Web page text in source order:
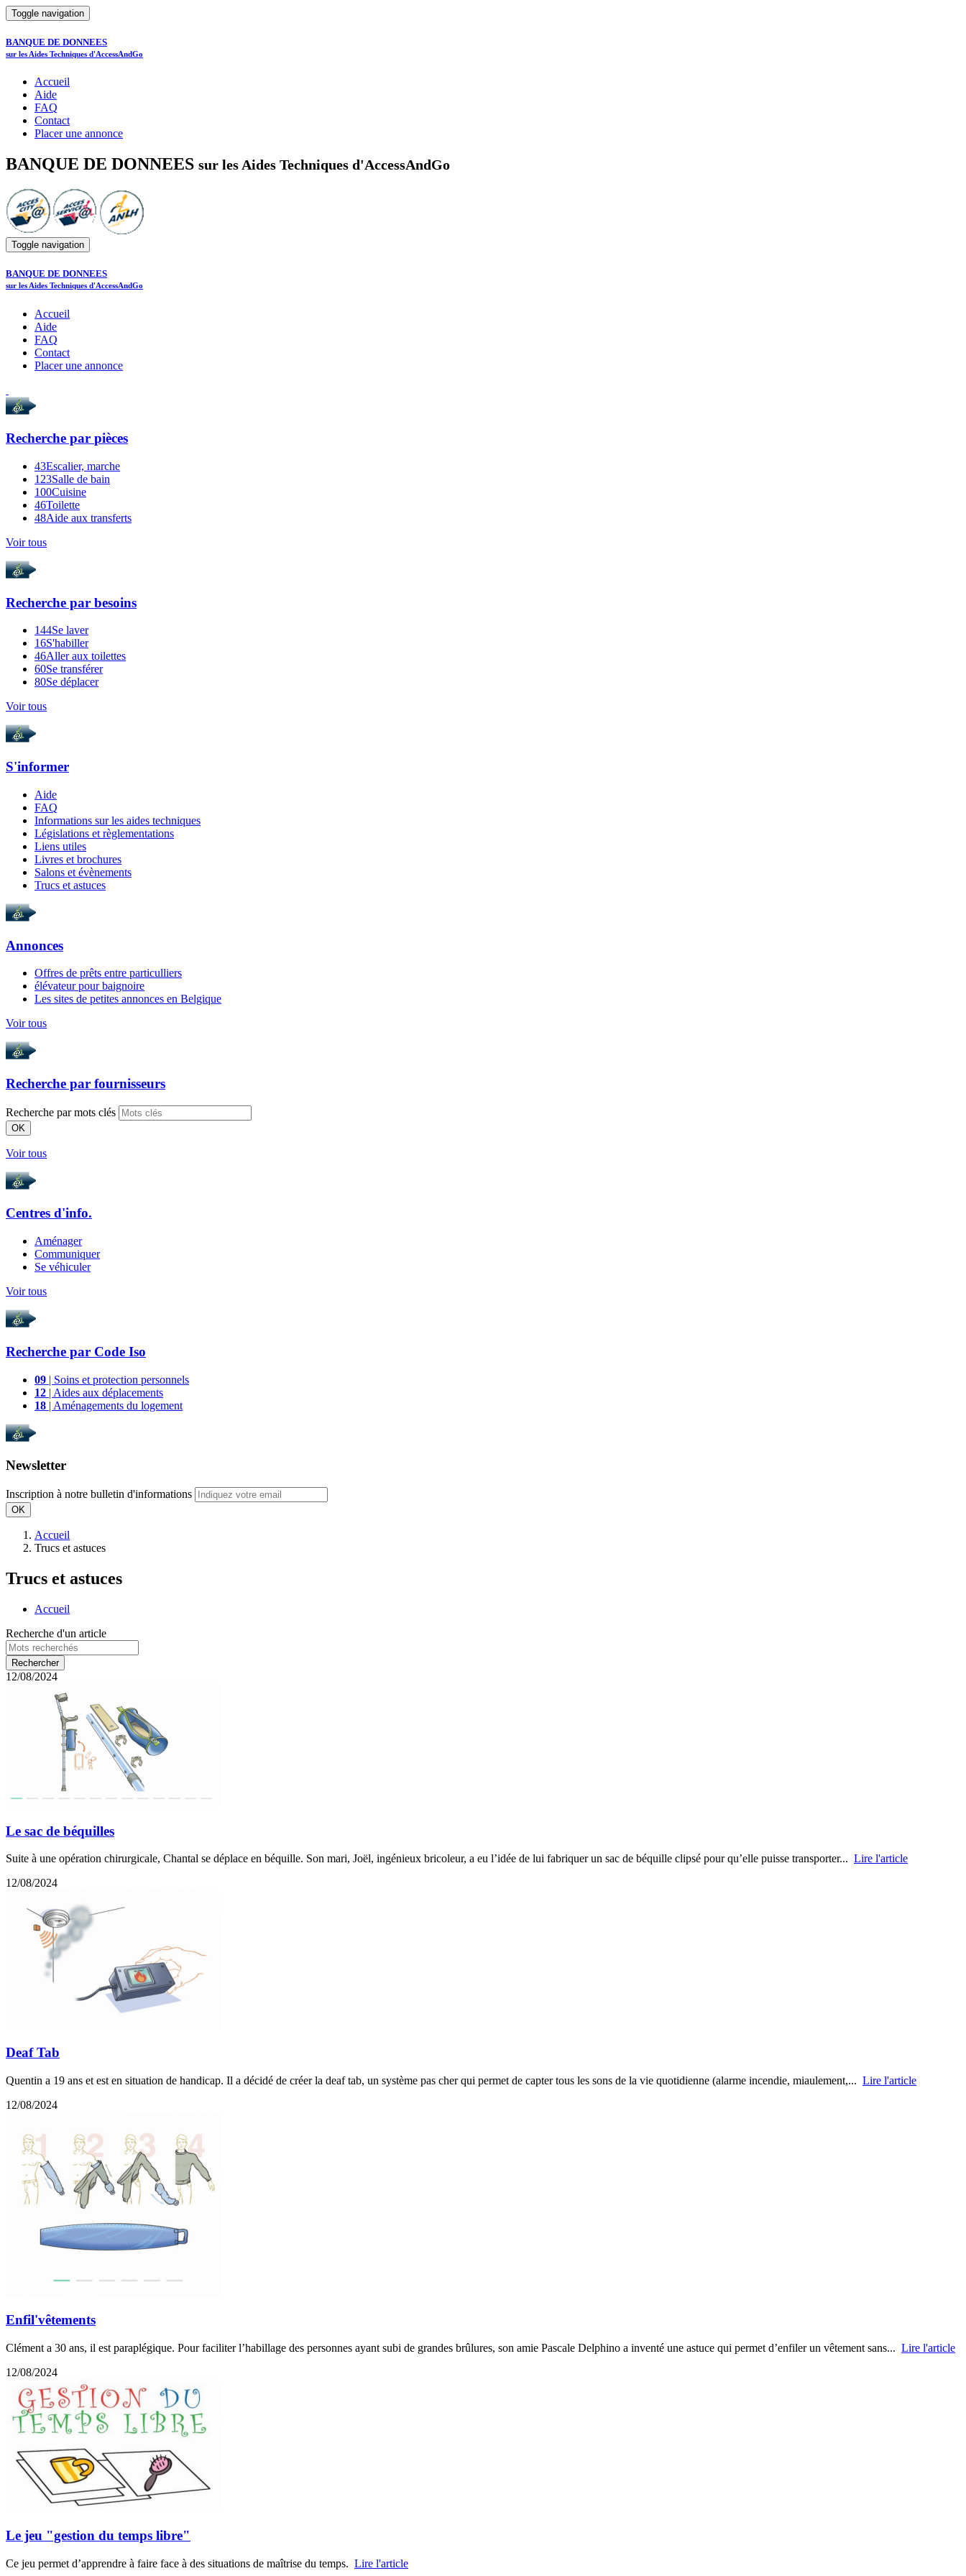
Toggle navigation
BANQUE DE DONNEES
sur les Aides Techniques d'AccessAndGo
Accueil
Aide
FAQ
Contact
Placer une annonce
BANQUE DE DONNEES sur les Aides Techniques d'AccessAndGo
Toggle navigation
BANQUE DE DONNEES
sur les Aides Techniques d'AccessAndGo
Accueil
Aide
FAQ
Contact
Placer une annonce
Recherche par pièces
43Escalier, marche
123Salle de bain
100Cuisine
46Toilette
48Aide aux transferts
Voir tous
Recherche par besoins
144Se laver
16S'habiller
46Aller aux toilettes
60Se transférer
80Se déplacer
Voir tous
S'informer
Aide
FAQ
Informations sur les aides techniques
Législations et règlementations
Liens utiles
Livres et brochures
Salons et évènements
Trucs et astuces
Annonces
Offres de prêts entre particulliers
élévateur pour baignoire
Les sites de petites annonces en Belgique
Voir tous
Recherche par fournisseurs
Recherche par mots clés
OK
Voir tous
Centres d'info.
Aménager
Communiquer
Se véhiculer
Voir tous
Recherche par Code Iso
09 | Soins et protection personnels
12 | Aides aux déplacements
18 | Aménagements du logement
Newsletter
Inscription à notre bulletin d'informations
OK
Accueil
Trucs et astuces
Trucs et astuces
Accueil
Recherche d'un article
12/08/2024
Le sac de béquilles
Suite à une opération chirurgicale, Chantal se déplace en béquille. Son mari, Joël, ingénieux bricoleur, a eu l’idée de lui fabriquer un sac de béquille clipsé pour qu’elle puisse transporter... Lire l'article
12/08/2024
Deaf Tab
Quentin a 19 ans et est en situation de handicap. Il a décidé de créer la deaf tab, un système pas cher qui permet de capter tous les sons de la vie quotidienne (alarme incendie, miaulement,... Lire l'article
12/08/2024
Enfil'vêtements
Clément a 30 ans, il est paraplégique. Pour faciliter l’habillage des personnes ayant subi de grandes brûlures, son amie Pascale Delphino a inventé une astuce qui permet d’enfiler un vêtement sans... Lire l'article
12/08/2024
Le jeu "gestion du temps libre"
Ce jeu permet d’apprendre à faire face à des situations de maîtrise du temps. Lire l'article